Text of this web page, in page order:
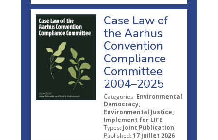
Case Law of
the Aarhus
Convention
Compliance
Committee
2004–2025
Categories: Environmental
Democracy,
Environmental Justice,
Implement for LIFE
Types: Joint Publication
Published: 17 juillet 2026